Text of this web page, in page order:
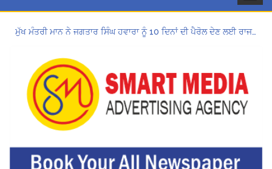
ਮੁੱਖ ਮੰਤਰੀ ਮਾਨ ਨੇ ਜਗਤਾਰ ਸਿੰਘ ਹਵਾਰਾ ਨੂੰ 10 ਦਿਨਾਂ ਦੀ ਪੈਰੋਲ ਦੇਣ ਲਈ ਰਾਜਪਾਲ ਨੂੰ ਲਿਖਿਆ ਪੱਤਰ
Hukamnama Sri Darbar Sahib, Amritsar – Punjabi Dunia
CM ਮਾਨ ਨੇ 866 ਨੌਜਵਾਨਾਂ ਨੂੰ ਸਰਕਾਰੀ ਨੌਕਰੀਆਂ ਦੇ ਨਿਯੁਕਤੀ ਪੱਤਰ ਸੌਂਪੇ